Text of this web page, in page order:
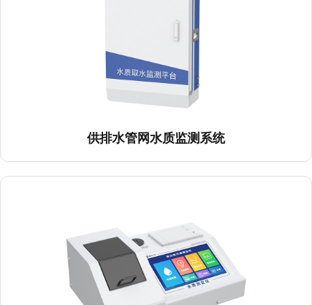
供排水管网水质监测系统